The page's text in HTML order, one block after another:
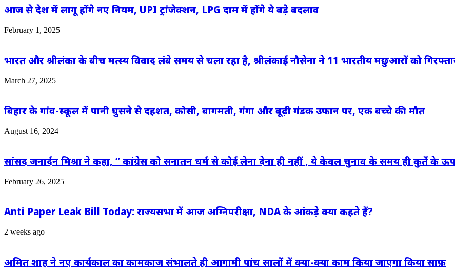
आज से देश में लागू होंगे नए नियम, UPI ट्रांजेक्शन, LPG दाम में होंगे ये बड़े बदलाव
February 1, 2025
भारत और श्रीलंका के बीच मत्स्य विवाद लंबे समय से चला रहा है, श्रीलंकाई नौसेना ने 11 भारतीय मछुआरों को
March 27, 2025
बिहार के गांव-स्कूल में पानी घुसने से दहशत, कोसी, बागमती, गंगा और बूढ़ी गंडक उफान पर, एक बच्चे की मौत
August 16, 2024
सांसद जनार्दन मिश्रा ने कहा, ” कांग्रेस को सनातन धर्म से कोई लेना देना ही नहीं , ये केवल चुनाव के समय ही कुर्ते
February 26, 2025
Anti Paper Leak Bill Today: राज्यसभा में आज अग्निपरीक्षा, NDA के आंकड़े क्या कहते हैं?
2 weeks ago
अमित शाह ने नए कार्यकाल का कामकाज संभालते ही आगामी पांच सालों में क्या-क्या काम किया जाएगा किया साफ़